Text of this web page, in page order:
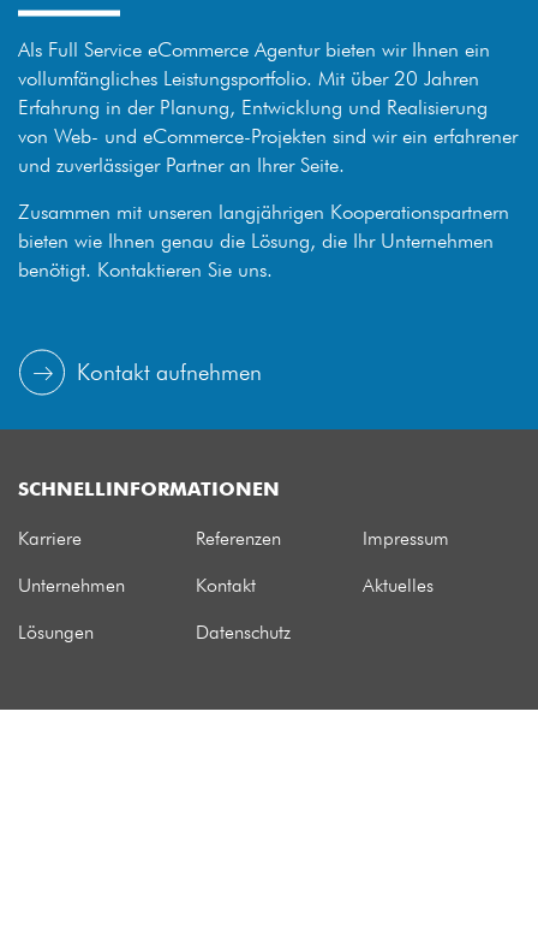
Als Full Service eCommerce Agentur bieten wir Ihnen ein
vollumfängliches Leistungsportfolio. Mit über 20 Jahren
Erfahrung in der Planung, Entwicklung und Realisierung
von Web- und eCommerce-Projekten sind wir ein erfahrener
und zuverlässiger Partner an Ihrer Seite.
Zusammen mit unseren langjährigen Kooperationspartnern
bieten wie Ihnen genau die Lösung, die Ihr Unternehmen
benötigt. Kontaktieren Sie uns.
Kontakt aufnehmen
SCHNELLINFORMATIONEN
Karriere
Unternehmen
Lösungen
Referenzen
Kontakt
Datenschutz
Impressum
Aktuelles